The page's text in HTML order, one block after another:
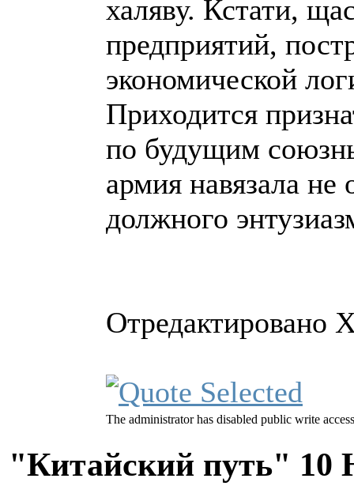
халяву. Кстати,
предприятий,
экономической
Приходится
по будущим
армия навязала не
должного
Отредактировано
The administrator has disabled public write
"Китайский путь" 10